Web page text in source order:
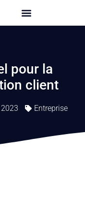
pour la
client
Entreprise